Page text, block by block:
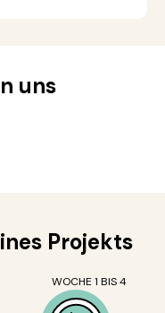
uns
Projekts
WOCHE 1 BIS 4